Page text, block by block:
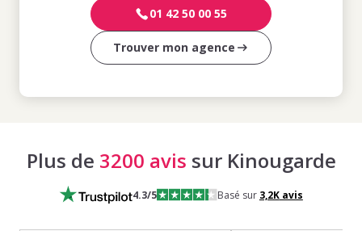
01 42 50 00 55
Trouver mon agence
Plus de 3200 avis sur Kinougarde
4.3/5 Basé sur 3,2Kavis